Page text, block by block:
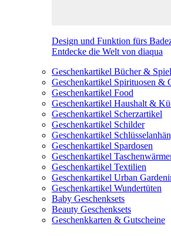
Design und Funktion fürs
Entdecke die Welt von diaqua
Geschenkartikel Bücher &
Geschenkartikel Spirituosen &
Geschenkartikel Food
Geschenkartikel Haushalt &
Geschenkartikel Scherzartikel
Geschenkartikel Schilder
Geschenkartikel
Geschenkartikel Spardosen
Geschenkartikel
Geschenkartikel Textilien
Geschenkartikel Urban
Geschenkartikel Wundertüten
Baby Geschenksets
Beauty Geschenksets
Geschenkkarten & Gutscheine